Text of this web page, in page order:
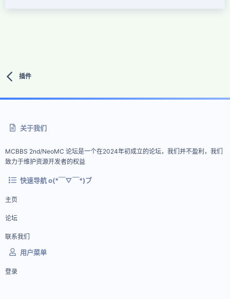
插件
关于我们
MCBBS 2nd/NeoMC 论坛是一个在2024年初成立的论坛，我们并不盈利，我们
致力于维护资源开发者的权益
快速导航 o(*￣▽￣*)ブ
主页
论坛
联系我们
用户菜单
登录